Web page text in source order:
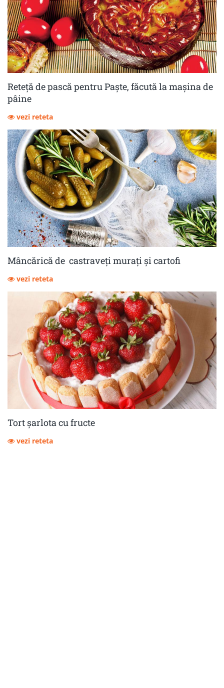
Reteță de pască pentru Paște, făcută la mașina de
pâine
vezi reteta
Mâncărică de castraveţi muraţi şi cartofi
vezi reteta
Tort șarlota cu fructe
vezi reteta